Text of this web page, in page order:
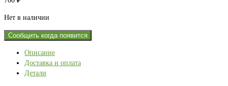
Нет в наличии
Сообщить когда появится
Описание
Доставка и оплата
Детали